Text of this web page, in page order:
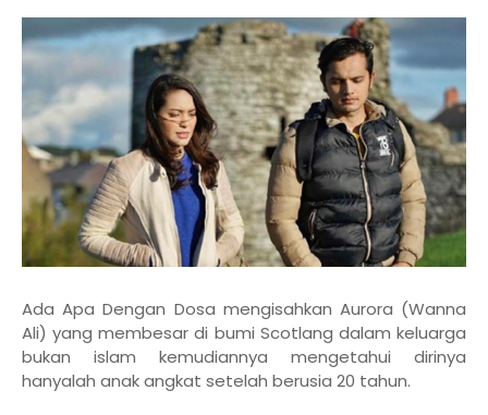
Ada Apa Dengan Dosa mengisahkan Aurora (Wanna
Ali) yang membesar di bumi Scotlang dalam keluarga
bukan islam kemudiannya mengetahui dirinya
hanyalah anak angkat setelah berusia 20 tahun.